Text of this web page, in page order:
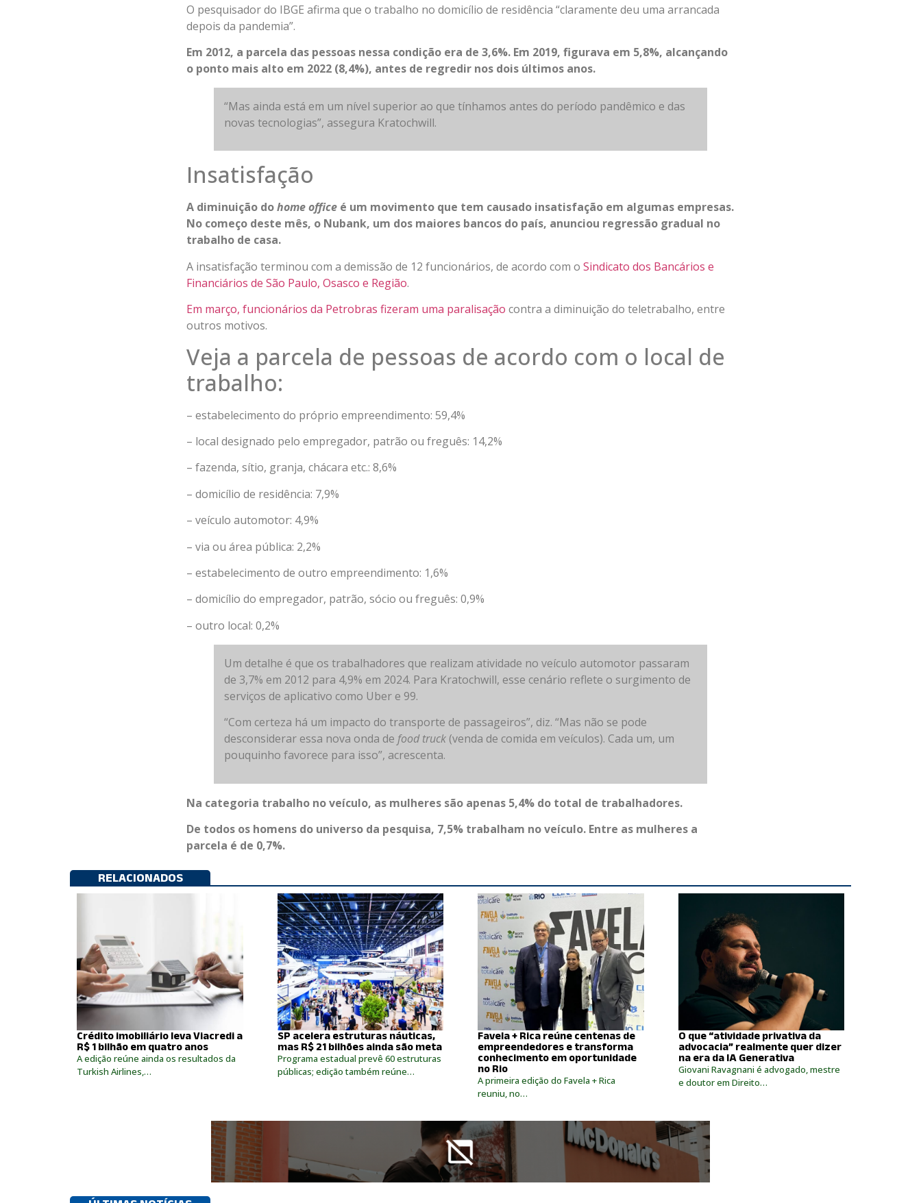
O pesquisador do IBGE afirma que o trabalho no domicílio de residência “claramente deu uma arrancada
depois da pandemia”.
Em 2012, a parcela das pessoas nessa condição era de 3,6%. Em 2019, figurava em 5,8%, alcançando
o ponto mais alto em 2022 (8,4%), antes de regredir nos dois últimos anos.
“Mas ainda está em um nível superior ao que tínhamos antes do período pandêmico e das
novas tecnologias”, assegura Kratochwill.
Insatisfação
A diminuição dohome office é um movimento que tem causado insatisfação em algumas empresas.
No começo deste mês, o Nubank, um dos maiores bancos do país, anunciou regressão gradual no
trabalho de casa.
A insatisfação terminou com a demissão de 12 funcionários, de acordo com o Sindicato dos Bancários e
Financiários de São Paulo, Osasco e Região.
Em março, funcionários da Petrobras fizeram uma paralisação contra a diminuição do teletrabalho, entre
outros motivos.
Veja a parcela de pessoas de acordo com o local de
trabalho:
– estabelecimento do próprio empreendimento: 59,4%
– local designado pelo empregador, patrão ou freguês: 14,2%
– fazenda, sítio, granja, chácara etc.: 8,6%
– domicílio de residência: 7,9%
– veículo automotor: 4,9%
– via ou área pública: 2,2%
– estabelecimento de outro empreendimento: 1,6%
– domicílio do empregador, patrão, sócio ou freguês: 0,9%
– outro local: 0,2%
Um detalhe é que os trabalhadores que realizam atividade no veículo automotor passaram
de 3,7% em 2012 para 4,9% em 2024. Para Kratochwill, esse cenário reflete o surgimento de
serviços de aplicativo como Uber e 99.
“Com certeza há um impacto do transporte de passageiros”, diz. “Mas não se pode
desconsiderar essa nova onda de food truck (venda de comida em veículos). Cada um, um
pouquinho favorece para isso”, acrescenta.
Na categoria trabalho no veículo, as mulheres são apenas 5,4% do total de trabalhadores.
De todos os homens do universo da pesquisa, 7,5% trabalham no veículo. Entre as mulheres a
parcela é de 0,7%.
RELACIONADOS
Crédito imobiliário leva Viacredi a
R$ 1 bilhão em quatro anos
A edição reúne ainda os resultados da
Turkish Airlines,…
SP acelera estruturas náuticas,
mas R$ 21 bilhões ainda são meta
Programa estadual prevê 60 estruturas
públicas; edição também reúne…
Favela + Rica reúne centenas de
empreendedores e transforma
conhecimento em oportunidade
no Rio
A primeira edição do Favela + Rica
reuniu, no…
O que “atividade privativa da
advocacia” realmente quer dizer
na era da IA Generativa
Giovani Ravagnani é advogado, mestre
e doutor em Direito…